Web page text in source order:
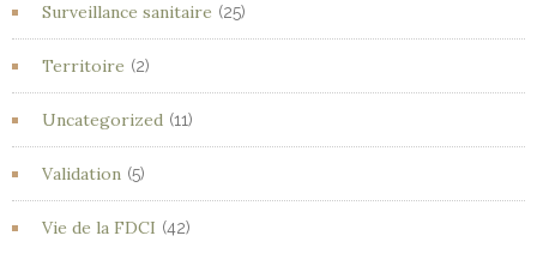
Surveillance sanitaire (25)
Territoire (2)
Uncategorized (11)
Validation (5)
Vie de la FDCI (42)